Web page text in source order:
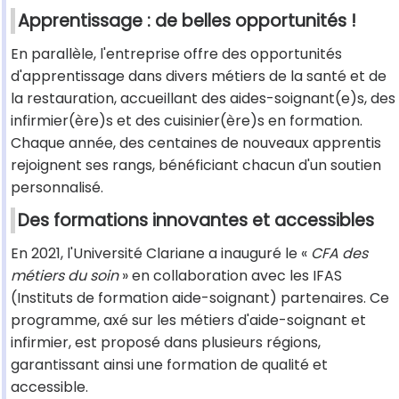
Apprentissage : de belles opportunités !
En parallèle, l'entreprise offre des opportunités
d'apprentissage dans divers métiers de la santé et de
la restauration, accueillant des aides-soignant(e)s, des
infirmier(ère)s et des cuisinier(ère)s en formation.
Chaque année, des centaines de nouveaux apprentis
rejoignent ses rangs, bénéficiant chacun d'un soutien
personnalisé.
Des formations innovantes et accessibles
En 2021, l'Université Clariane a inauguré le « CFA des
métiers du soin» en collaboration avec les IFAS
(Instituts de formation aide-soignant) partenaires. Ce
programme, axé sur les métiers d'aide-soignant et
infirmier, est proposé dans plusieurs régions,
garantissant ainsi une formation de qualité et
accessible.